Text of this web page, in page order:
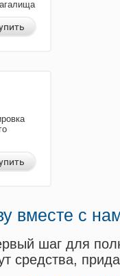
вместе с
шаг для
средства,